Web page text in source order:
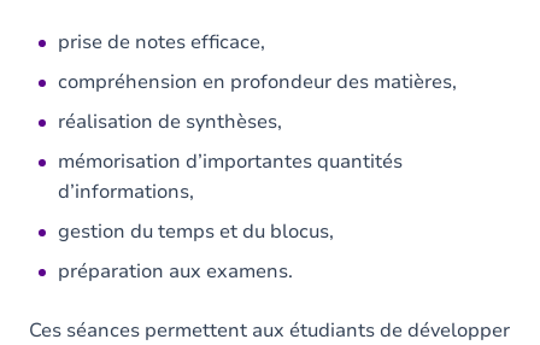
prise de notes efficace,
compréhension en profondeur des matières,
réalisation de synthèses,
mémorisation d’importantes quantités
d’informations,
gestion du temps et du blocus,
préparation aux examens.
Ces séances permettent aux étudiants de développer